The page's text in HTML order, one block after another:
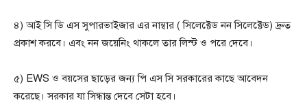
৪) আই সি ডি এস সুপারভাইজার এর নাম্বার ( সিলেক্টেড নন সিলেক্টেড) দ্রুত
প্রকাশ করবে। এবং নন জয়েনিং থাকলে তার লিস্ট ও পরে দেবে।
৫) EWS ও বয়সের ছাড়ের জন্য পি এস সি সরকারের কাছে আবেদন
করেছে। সরকার যা সিন্ধান্ত দেবে সেটা হবে।